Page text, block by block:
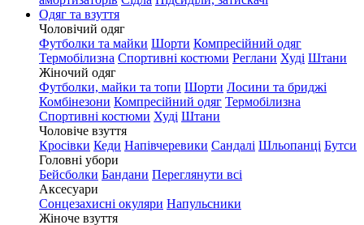
Одяг та взуття
Чоловічий одяг
Футболки та майки Шорти Компресійний одяг
Термобілизна Спортивні костюми Реглани Худі Штани
Жіночий одяг
Футболки, майки та топи Шорти Лосини та бриджі
Комбінезони Компресійний одяг Термобілизна
Спортивні костюми Худі Штани
Чоловіче взуття
Кросівки Кеди Напівчеревики Сандалі Шльопанці Бутси
Головні убори
Бейсболки Бандани Переглянути всі
Аксесуари
Сонцезахисні окуляри Напульсники
Жіноче взуття